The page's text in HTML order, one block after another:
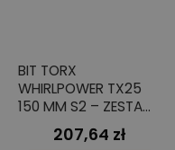
BIT TORX
WHIRLPOWER TX25
150 MM S2 – ZESTAW
10 SZT.Cena
207,64 zł